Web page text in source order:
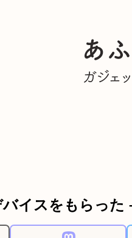
バイスをもらっ